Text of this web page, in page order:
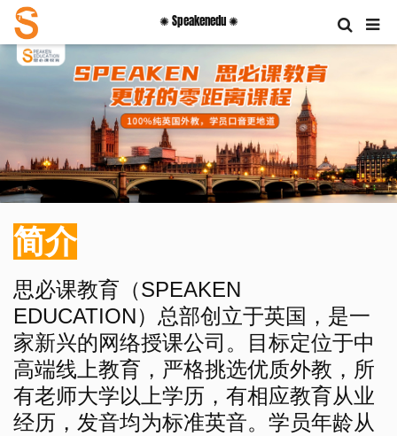
✺ Speakenedu ✺
简介
思必课教育（SPEAKEN
EDUCATION）总部创立于英国，是一
家新兴的网络授课公司。目标定位于中
高端线上教育，严格挑选优质外教，所
有老师大学以上学历，有相应教育从业
经历，发音均为标准英音。学员年龄从